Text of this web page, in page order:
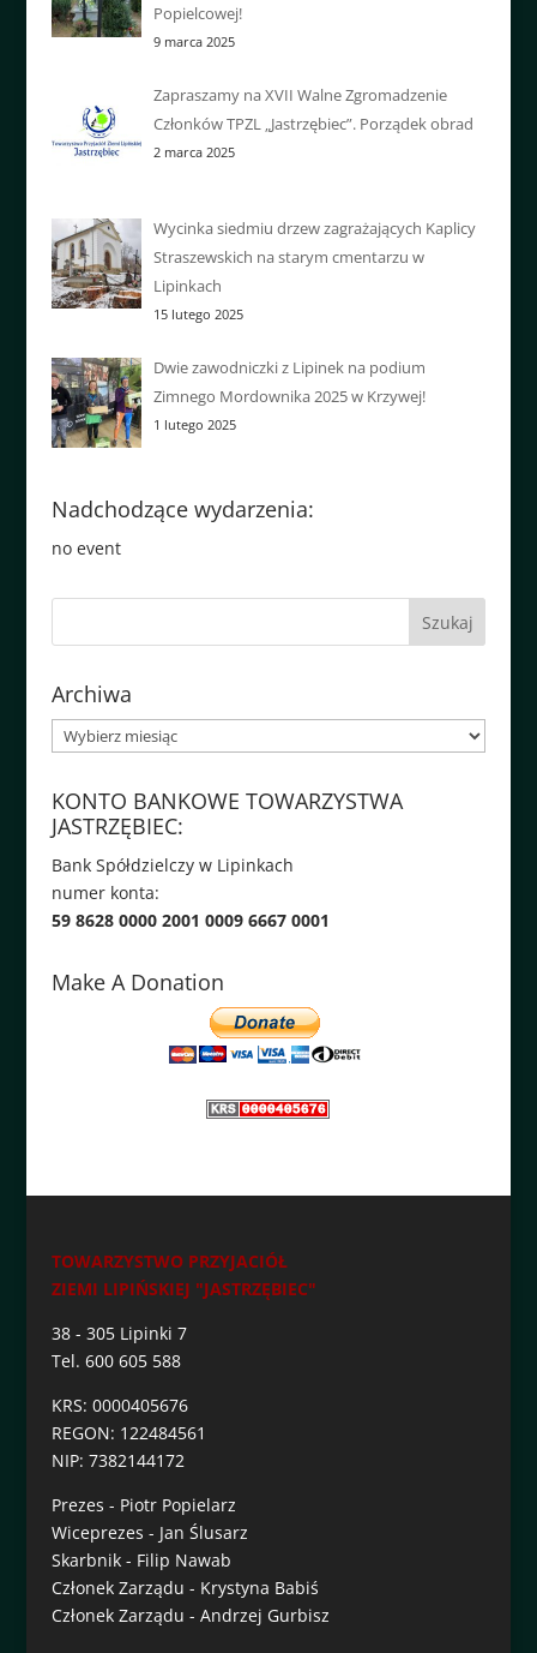
Popielcowej!
9 marca 2025
Zapraszamy na XVII Walne Zgromadzenie
Członków TPZL „Jastrzębiec”. Porządek obrad
2 marca 2025
Wycinka siedmiu drzew zagrażających Kaplicy
Straszewskich na starym cmentarzu w
Lipinkach
15 lutego 2025
Dwie zawodniczki z Lipinek na podium
Zimnego Mordownika 2025 w Krzywej!
1 lutego 2025
Nadchodzące wydarzenia:
no event
Archiwa
Archiwa
KONTO BANKOWE TOWARZYSTWA
JASTRZĘBIEC:
Bank Spółdzielczy w Lipinkach
numer konta:
59 8628 0000 2001 0009 6667 0001
Make A Donation
TOWARZYSTWO PRZYJACIÓŁ
ZIEMI LIPIŃSKIEJ "JASTRZĘBIEC"
38 - 305 Lipinki 7
Tel. 600 605 588
KRS: 0000405676
REGON: 122484561
NIP: 7382144172
Prezes - Piotr Popielarz
Wiceprezes - Jan Ślusarz
Skarbnik - Filip Nawab
Członek Zarządu - Krystyna Babiś
Członek Zarządu - Andrzej Gurbisz